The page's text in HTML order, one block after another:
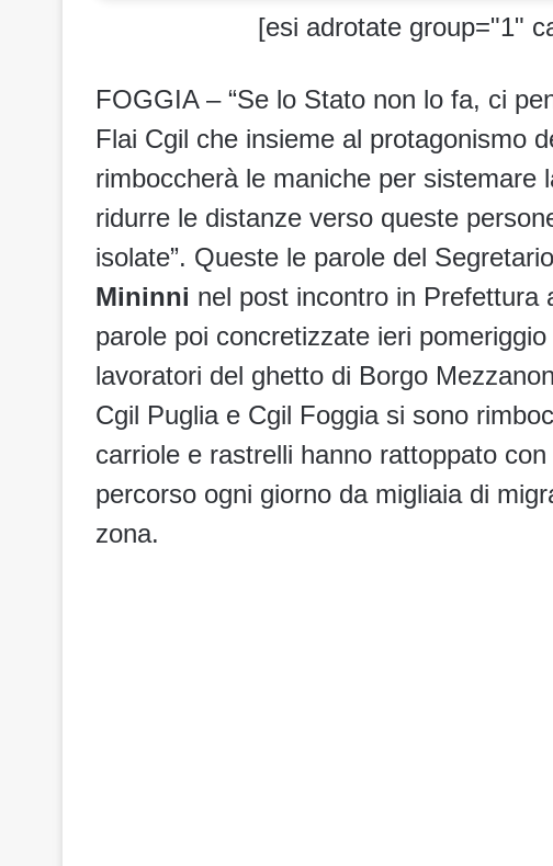
[esi adrotate group="1"
FOGGIA – “Se lo Stato non lo fa, ci
Flai Cgil che insieme al protagonismo
rimboccherà le maniche per sistemare
ridurre le distanze verso queste
isolate”. Queste le parole del
Mininni nel post incontro in Prefettura
parole poi concretizzate ieri
lavoratori del ghetto di Borgo
Cgil Puglia e Cgil Foggia si sono
carriole e rastrelli hanno rattoppato
percorso ogni giorno da migliaia di
zona.